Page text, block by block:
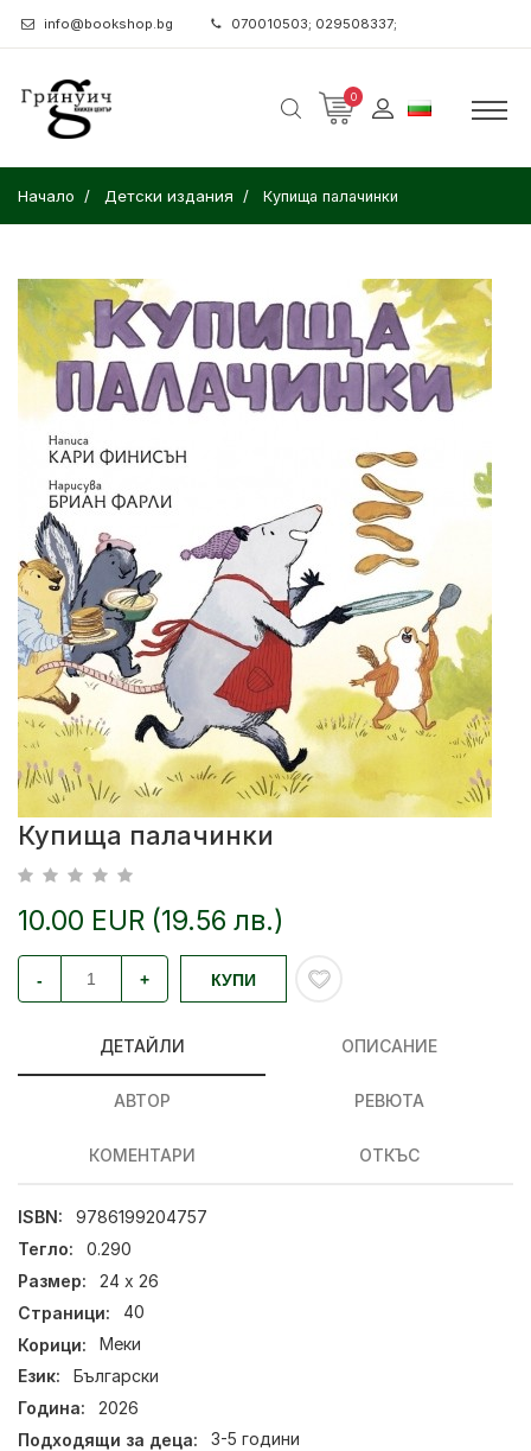
info@bookshop.bg 070010503; 029508337;
0
Начало Детски издания Купища палачинки
Купища палачинки
10.00 EUR (19.56 лв.)
- + КУПИ
ДЕТАЙЛИ ОПИСАНИЕ
АВТОР РЕВЮТА
КОМЕНТАРИ ОТКЪС
ISBN:
9786199204757
Тегло:
0.290
Размер:
24 x 26
Страници:
40
Корици:
Меки
Език:
Български
Година:
2026
Подходящи за деца:
3-5 години